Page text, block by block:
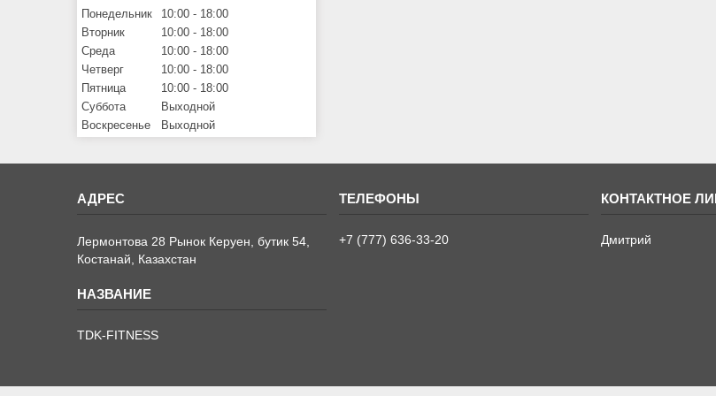
Понедельник 10:00
18:00
Вторник
10:00
18:00
Среда
10:00
18:00
Четверг
10:00
18:00
Пятница
10:00
18:00
Суббота
Выходной
Воскресенье
Выходной
Лермонтова 28 Рынок Керуен, бутик 54,
Костанай, Казахстан
TDK-FITNESS
+7 (777) 636-33-20 Дмитрий